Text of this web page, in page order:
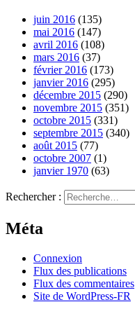
juin 2016 (135)
mai 2016 (147)
avril 2016 (108)
mars 2016 (37)
février 2016 (173)
janvier 2016 (295)
décembre 2015 (290)
novembre 2015 (351)
octobre 2015 (331)
septembre 2015 (340)
août 2015 (77)
octobre 2007 (1)
janvier 1970 (63)
Rechercher :
Méta
Connexion
Flux des publications
Flux des commentaires
Site de WordPress-FR